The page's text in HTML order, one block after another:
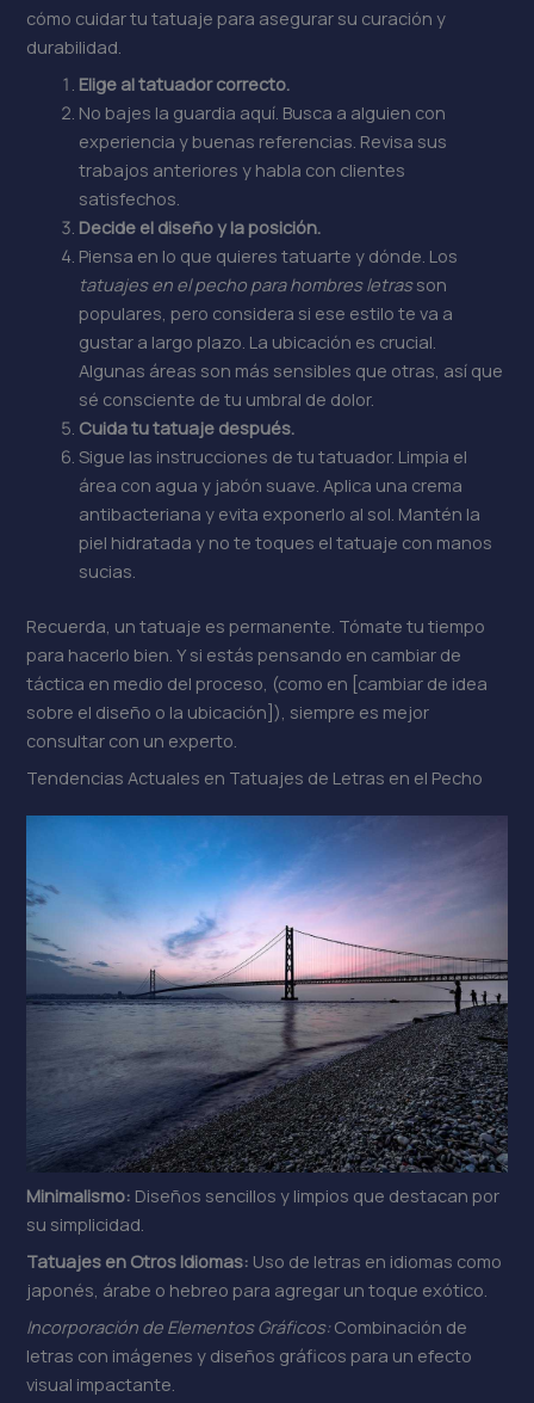
cómo cuidar tu tatuaje para asegurar su curación y
durabilidad.
Elige al tatuador correcto.
No bajes la guardia aquí. Busca a alguien con
experiencia y buenas referencias. Revisa sus
trabajos anteriores y habla con clientes
satisfechos.
Decide el diseño y la posición.
Piensa en lo que quieres tatuarte y dónde. Los
tatuajes en el pecho para hombres letrasson
populares, pero considera si ese estilo te va a
gustar a largo plazo. La ubicación es crucial.
Algunas áreas son más sensibles que otras, así que
sé consciente de tu umbral de dolor.
Cuida tu tatuaje después.
Sigue las instrucciones de tu tatuador. Limpia el
área con agua y jabón suave. Aplica una crema
antibacteriana y evita exponerlo al sol. Mantén la
piel hidratada y no te toques el tatuaje con manos
sucias.
Recuerda, un tatuaje es permanente. Tómate tu tiempo
para hacerlo bien. Y si estás pensando en cambiar de
táctica en medio del proceso, (como en [cambiar de idea
sobre el diseño o la ubicación]), siempre es mejor
consultar con un experto.
Tendencias Actuales en Tatuajes de Letras en el Pecho
Minimalismo: Diseños sencillos y limpios que destacan por
su simplicidad.
Tatuajes en Otros Idiomas: Uso de letras en idiomas como
japonés, árabe o hebreo para agregar un toque exótico.
Incorporación de Elementos Gráficos:Combinación de
letras con imágenes y diseños gráficos para un efecto
visual impactante.